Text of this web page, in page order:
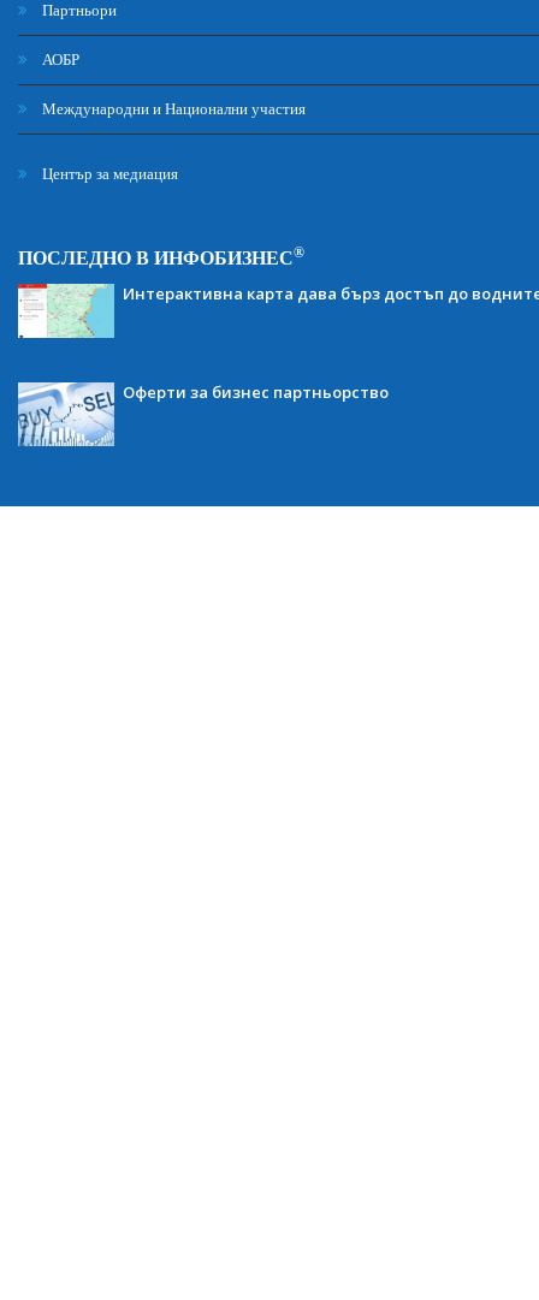
Партньори
АОБР
Международни и Национални участия
Център за медиация
ПОСЛЕДНО В ИНФОБИЗНЕС®
Интерактивна карта дава бърз достъп до
Оферти за бизнес партньорство